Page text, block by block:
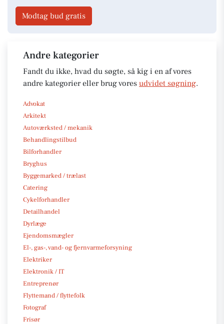
Modtag bud gratis
Andre kategorier
Fandt du ikke, hvad du søgte, så kig i en af vores
andre kategorier eller brug vores udvidet søgning.
Advokat
Arkitekt
Autoværksted / mekanik
Behandlingstilbud
Bilforhandler
Bryghus
Byggemarked / trælast
Catering
Cykelforhandler
Detailhandel
Dyrlæge
Ejendomsmægler
El-, gas-, vand- og fjernvarmeforsyning
Elektriker
Elektronik / IT
Entreprenør
Flyttemand / flyttefolk
Fotograf
Frisør